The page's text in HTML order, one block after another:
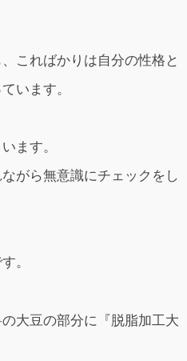
こればかりは自分の性格と
います。
ます。
がら無意識にチェックをし
。
大豆の部分に『脱脂加工大